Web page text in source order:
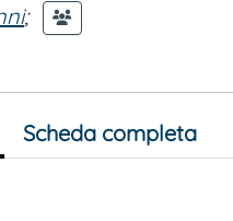
;
Scheda completa